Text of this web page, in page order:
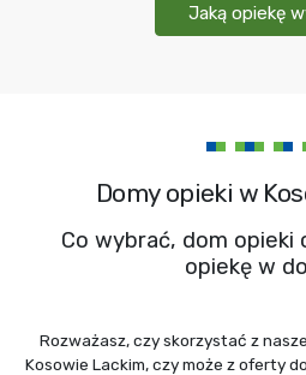
Jaką opiekę
Domy opieki w
Co wybrać, dom opieki
opiekę w
Rozważasz, czy skorzystać z
Kosowie Lackim, czy może z oferty